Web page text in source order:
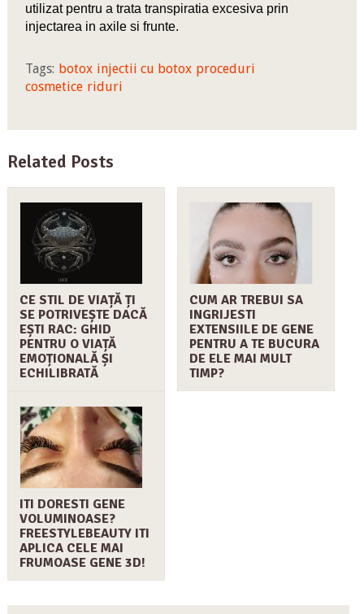
utilizat pentru a trata transpiratia excesiva prin
injectarea in axile si frunte.
Tags: botox injectii cu botox proceduri
cosmetice riduri
Related Posts
CE STIL DE VIAȚĂ ȚI
SE POTRIVEȘTE DACĂ
EȘTI RAC: GHID
PENTRU O VIAȚĂ
EMOȚIONALĂ ȘI
ECHILIBRATĂ
CUM AR TREBUI SA
INGRIJESTI
EXTENSIILE DE GENE
PENTRU A TE BUCURA
DE ELE MAI MULT
TIMP?
ITI DORESTI GENE
VOLUMINOASE?
FREESTYLEBEAUTY ITI
APLICA CELE MAI
FRUMOASE GENE 3D!